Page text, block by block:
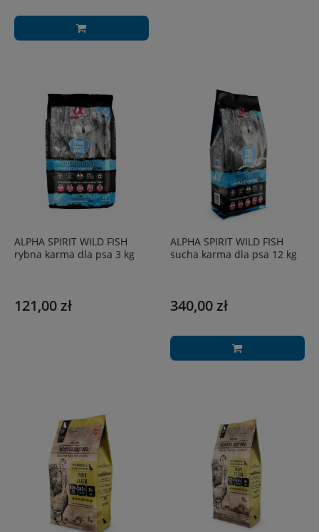
ALPHA SPIRIT WILD FISH
rybna karma dla psa 3 kg
121,00 zł
ALPHA SPIRIT WILD FISH
sucha karma dla psa 12 kg
340,00 zł